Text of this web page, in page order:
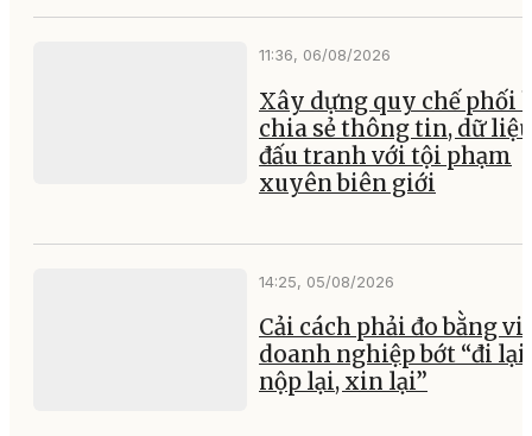
11:36, 06/08/2026
Xây dựng quy chế phối
chia sẻ thông tin, dữ liệu
đấu tranh với tội phạm
xuyên biên giới
14:25, 05/08/2026
Cải cách phải đo bằng
doanh nghiệp bớt “đi lại,
nộp lại, xin lại”